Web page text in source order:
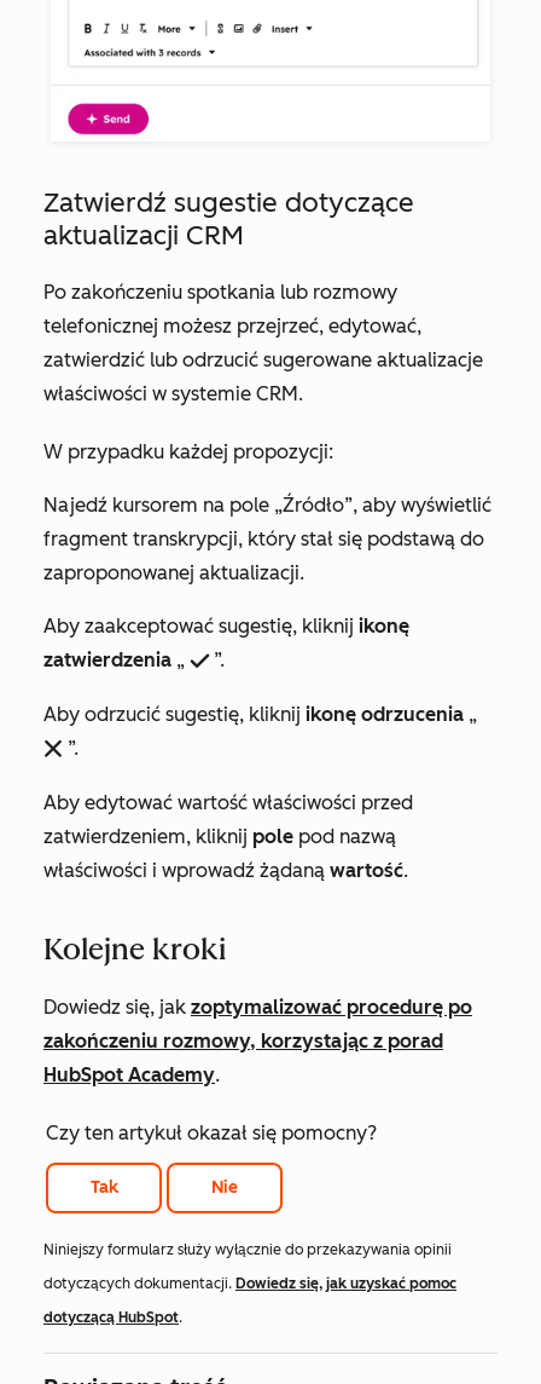
Zatwierdź sugestie dotyczące
aktualizacji CRM
Po zakończeniu spotkania lub rozmowy
telefonicznej możesz przejrzeć, edytować,
zatwierdzić lub odrzucić sugerowane aktualizacje
właściwości w systemie CRM.
W przypadku każdej propozycji:
Najedź kursorem na pole „Źródło”, aby wyświetlić
fragment transkrypcji, który stał się podstawą do
zaproponowanej aktualizacji.
Aby zaakceptować sugestię, kliknij ikonę
zatwierdzenia „ success”.
Aby odrzucić sugestię, kliknij ikonę odrzucenia „
remove ”.
Aby edytować wartość właściwości przed
zatwierdzeniem, kliknij pole pod nazwą
właściwości i wprowadź żądaną wartość.
Kolejne kroki
Dowiedz się, jak zoptymalizować procedurę po
zakończeniu rozmowy, korzystając z porad
HubSpot Academy.
Czy ten artykuł okazał się pomocny?
Tak Nie
Niniejszy formularz służy wyłącznie do przekazywania opinii
dotyczących dokumentacji. Dowiedz się, jak uzyskać pomoc
dotyczącą HubSpot.